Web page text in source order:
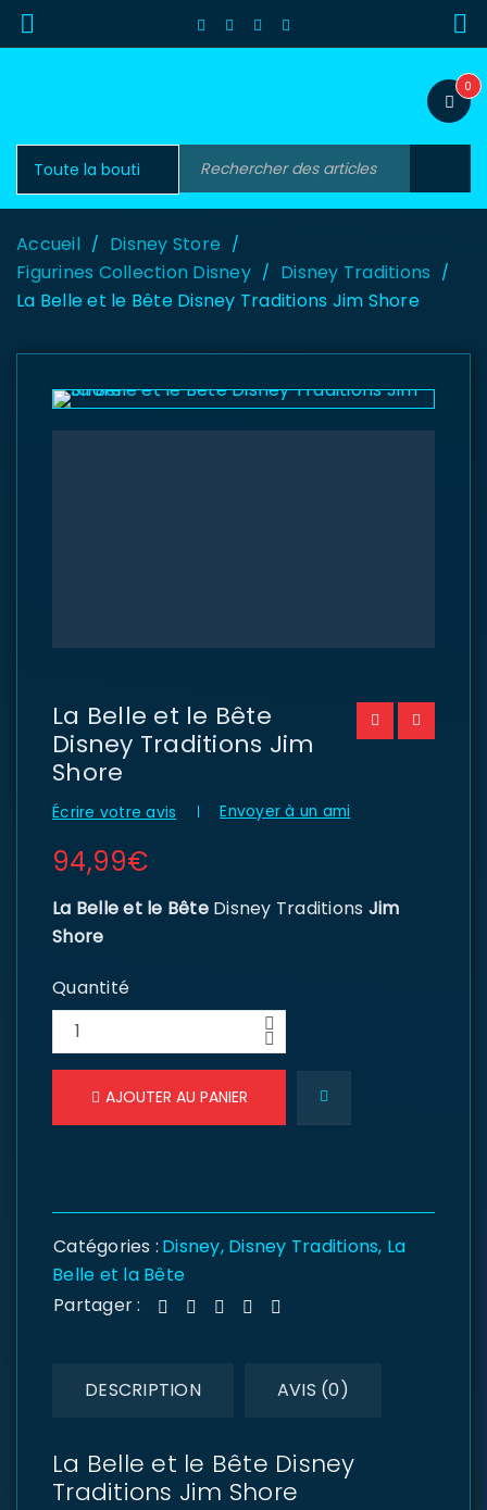
0
Accueil / Disney Store /
Figurines Collection Disney / Disney Traditions /
La Belle et le Bête Disney Traditions Jim Shore
La Belle et le Bête
Disney Traditions Jim
Shore
Écrire votre avis Envoyer à un ami
94,99€
La Belle et le BêteDisney Traditions Jim
Shore
Quantité
AJOUTER AU PANIER
Catégories : Disney, Disney Traditions, La
Belle et la Bête
Partager :
DESCRIPTION AVIS (0)
La Belle et le Bête Disney
Traditions Jim Shore